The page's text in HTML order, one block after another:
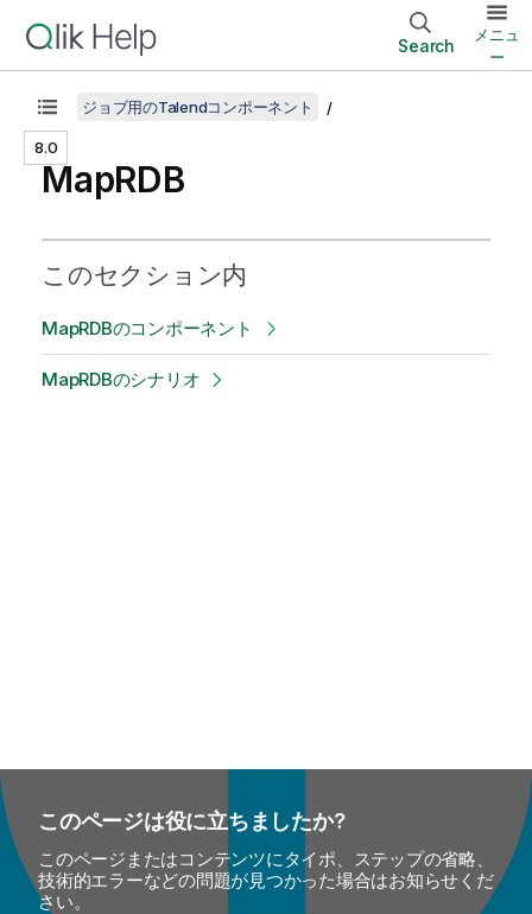
Search
メニュ
ー
8.0
ジョブ用のTalendコンポーネント
MapRDB
このセクション内
MapRDBのコンポーネント
MapRDBのシナリオ
このページは役に立ちましたか?
このページまたはコンテンツにタイポ、ステップの省略、
技術的エラーなどの問題が見つかった場合はお知らせくだ
さい。